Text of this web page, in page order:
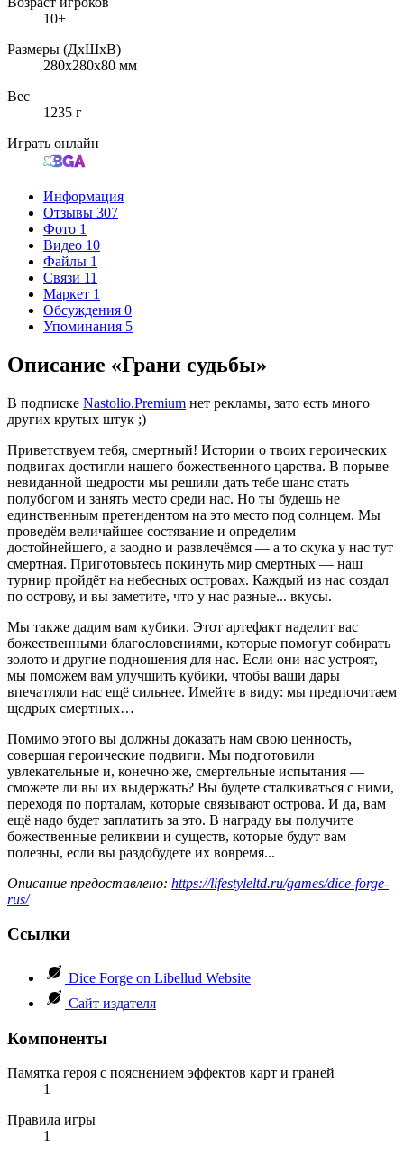
10+
Размеры (ДxШxВ)
280x280x80 мм
Вес
1235 г
Играть онлайн
Информация
Отзывы 307
Фото 1
Видео 10
Файлы 1
Связи 11
Маркет 1
Обсуждения 0
Упоминания 5
Описание «Грани судьбы»
В подписке Nastolio.Premium нет рекламы, зато есть много
других крутых штук ;)
Приветствуем тебя, смертный! Истории о твоих героических
подвигах достигли нашего божественного царства. В порыве
невиданной щедрости мы решили дать тебе шанс стать
полубогом и занять место среди нас. Но ты будешь не
единственным претендентом на это место под солнцем. Мы
проведём величайшее состязание и определим
достойнейшего, а заодно и развлечёмся — а то скука у нас тут
смертная. Приготовьтесь покинуть мир смертных — наш
турнир пройдёт на небесных островах. Каждый из нас создал
по острову, и вы заметите, что у нас разные... вкусы.
Мы также дадим вам кубики. Этот артефакт наделит вас
божественными благословениями, которые помогут собирать
золото и другие подношения для нас. Если они нас устроят,
мы поможем вам улучшить кубики, чтобы ваши дары
впечатляли нас ещё сильнее. Имейте в виду: мы предпочитаем
щедрых смертных…
Помимо этого вы должны доказать нам свою ценность,
совершая героические подвиги. Мы подготовили
увлекательные и, конечно же, смертельные испытания —
сможете ли вы их выдержать? Вы будете сталкиваться с ними,
переходя по порталам, которые связывают острова. И да, вам
ещё надо будет заплатить за это. В награду вы получите
божественные реликвии и существ, которые будут вам
полезны, если вы раздобудете их вовремя...
Описание предоставлено: https://lifestyleltd.ru/games/dice-forge-
rus/
Ссылки
Dice Forge on Libellud Website
Сайт издателя
Компоненты
Памятка героя с пояснением эффектов карт и граней
1
Правила игры
1